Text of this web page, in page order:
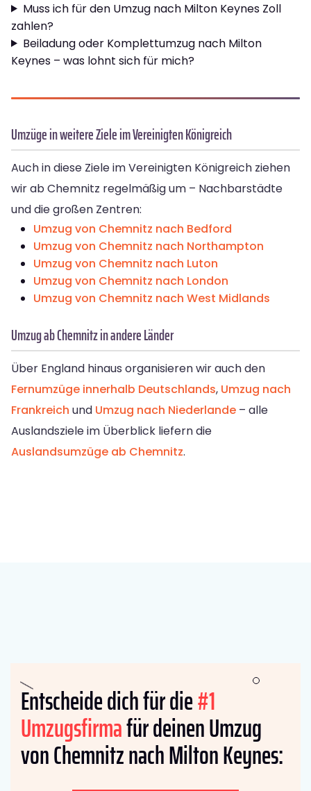
Muss ich für den Umzug nach Milton Keynes Zoll
zahlen?
Beiladung oder Komplettumzug nach Milton
Keynes – was lohnt sich für mich?
Umzüge in weitere Ziele im Vereinigten Königreich
Auch in diese Ziele im Vereinigten Königreich ziehen
wir ab Chemnitz regelmäßig um – Nachbarstädte
und die großen Zentren:
Umzug von Chemnitz nach Bedford
Umzug von Chemnitz nach Northampton
Umzug von Chemnitz nach Luton
Umzug von Chemnitz nach London
Umzug von Chemnitz nach West Midlands
Umzug ab Chemnitz in andere Länder
Über England hinaus organisieren wir auch den
Fernumzüge innerhalb Deutschlands, Umzug nach
Frankreich und Umzug nach Niederlande – alle
Auslandsziele im Überblick liefern die
Auslandsumzüge ab Chemnitz.
Entscheide dich für die#1
Umzugsfirmafür deinen Umzug
von Chemnitz nach Milton Keynes: